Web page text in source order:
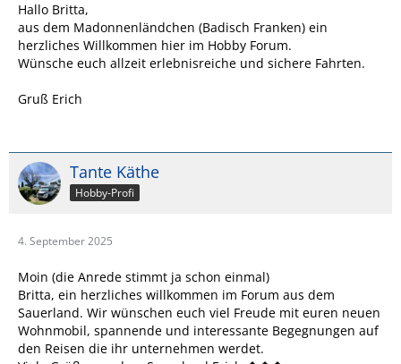
Hallo Britta,
aus dem Madonnenländchen (Badisch Franken) ein
herzliches Willkommen hier im Hobby Forum.
Wünsche euch allzeit erlebnisreiche und sichere Fahrten.
Gruß Erich
Tante Käthe
Hobby-Profi
4. September 2025
Moin (die Anrede stimmt ja schon einmal)
Britta, ein herzliches willkommen im Forum aus dem
Sauerland. Wir wünschen euch viel Freude mit euren neuen
Wohnmobil, spannende und interessante Begegnungen auf
den Reisen die ihr unternehmen werdet.